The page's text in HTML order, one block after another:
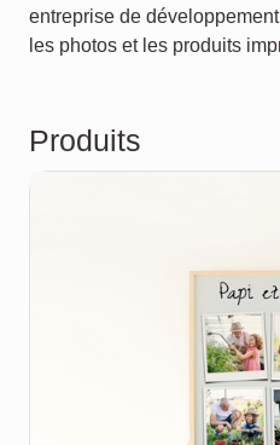
entreprise de
les photos et les produits
Produits